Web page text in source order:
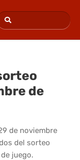
de
de noviembre
del sorteo
juego.